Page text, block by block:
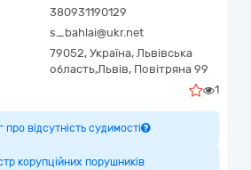
380931190129
s_bahlai@ukr.net
79052, Україна, Львівська
область,Львів, Повітряна 99
1
про відсутність судимості
корупційних порушників